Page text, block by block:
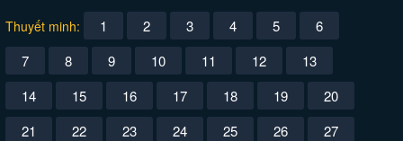
Thuyết minh: 1 2 3 4 5
6
7
8 9 10 11 12
13
14
15 16 17 18 19
20
21
22 23 24 25 26
27